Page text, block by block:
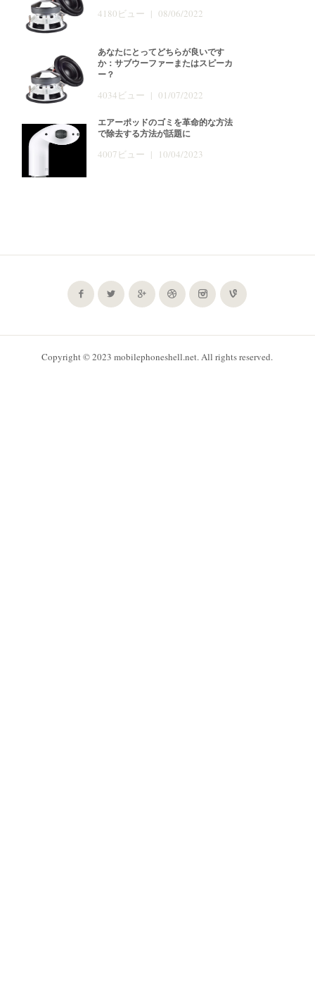
4180ビュー | 08/06/2022
あなたにとってどちらが良いです
か：サブウーファーまたはスピーカ
ー？
4034ビュー | 01/07/2022
エアーポッドのゴミを革命的な方法
で除去する方法が話題に
4007ビュー | 10/04/2023
Copyright © 2023 mobilephoneshell.net. All rights reserved.